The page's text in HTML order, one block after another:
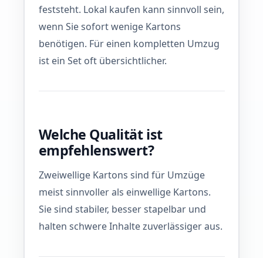
feststeht. Lokal kaufen kann sinnvoll sein,
wenn Sie sofort wenige Kartons
benötigen. Für einen kompletten Umzug
ist ein Set oft übersichtlicher.
Welche Qualität ist
empfehlenswert?
Zweiwellige Kartons sind für Umzüge
meist sinnvoller als einwellige Kartons.
Sie sind stabiler, besser stapelbar und
halten schwere Inhalte zuverlässiger aus.